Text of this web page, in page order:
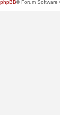
phpBB® Forum Software